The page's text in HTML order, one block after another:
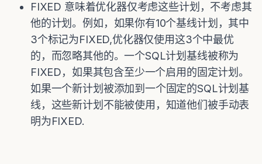
FIXED 意味着优化器仅考虑这些计划，不考虑其
他的计划。例如，如果你有10个基线计划，其中
3个标记为FIXED,优化器仅使用这3个中最优
的，而忽略其他的。一个SQL计划基线被称为
FIXED，如果其包含至少一个启用的固定计划。
如果一个新计划被添加到一个固定的SQL计划基
线，这些新计划不能被使用，知道他们被手动表
明为FIXED.